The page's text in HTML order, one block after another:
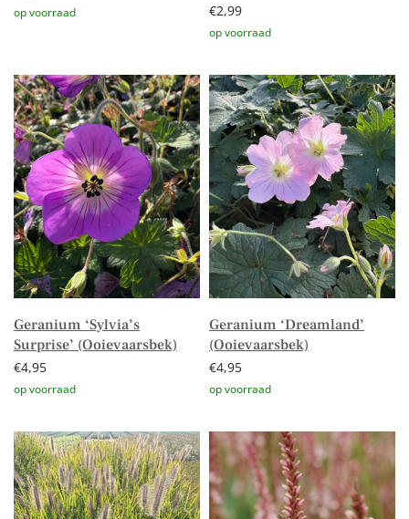
€2,99
Geranium ‘Sylvia’s
Surprise’ (Ooievaarsbek)
€4,95
Geranium ‘Dreamland’
(Ooievaarsbek)
€4,95